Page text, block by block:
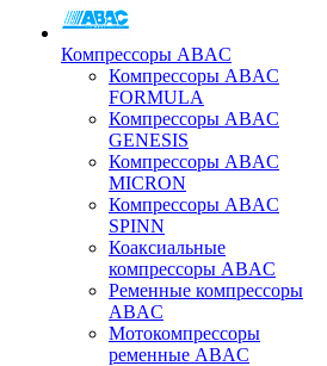
Компрессоры ABAC
Компрессоры ABAC
FORMULA
Компрессоры ABAC
GENESIS
Компрессоры ABAC
MICRON
Компрессоры ABAC
SPINN
Коаксиальные
компрессоры ABAC
Ременные компрессоры
ABAC
Мотокомпрессоры
ременные ABAC